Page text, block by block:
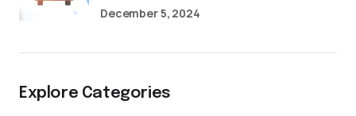
December 5, 2024
Explore Categories